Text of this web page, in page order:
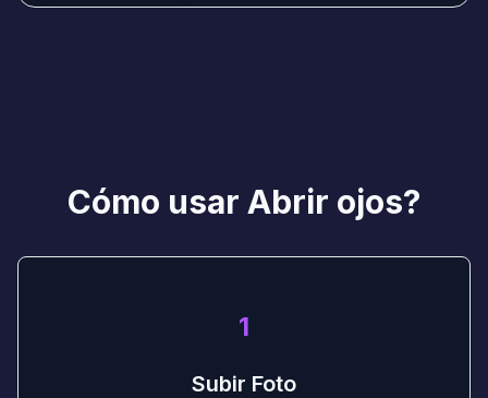
Cómo usar Abrir ojos?
1
Subir Foto